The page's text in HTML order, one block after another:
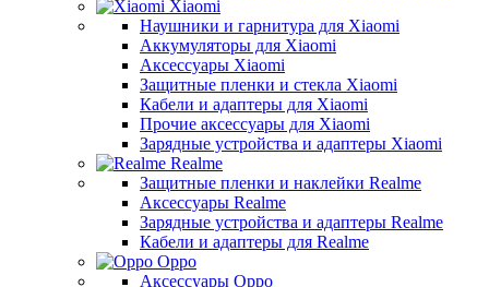
Xiaomi
Наушники и гарнитура для Xiaomi
Аккумуляторы для Xiaomi
Аксессуары Xiaomi
Защитные пленки и стекла Xiaomi
Кабели и адаптеры для Xiaomi
Прочие аксессуары для Xiaomi
Зарядные устройства и адаптеры Xiaomi
Realme
Защитные пленки и наклейки Realme
Аксессуары Realme
Зарядные устройства и адаптеры Realme
Кабели и адаптеры для Realme
Oppo
Аксессуары Oppo